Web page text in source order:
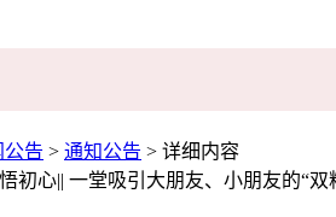
公告 > 通知公告 > 详细内容
初心|| 一堂吸引大朋友、小朋友的“双